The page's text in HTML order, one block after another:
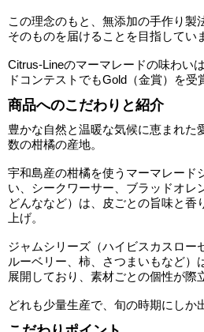
この理念のもと、無添加の手作り製
そのものを届けることを目指してい
Citrus-Lineのマーマレードの味わい
ドコンテストでもGold（金賞）を受
商品へのこだわりと紹介
豊かな自然と温暖な気候に恵まれた
数の柑橘の産地。
宇和島産の柑橘を使うマーマレード
い、シークワーサー、ブラッドオレ
どんななど）は、皮ごとの旨味と香
上げ。
ジャムシリーズ（ハイビスカスロー
ルーベリー、柿、さつまいもなど）
展開しており、素材ごとの個性が際
どれも少量生産で、旬の時期にしか